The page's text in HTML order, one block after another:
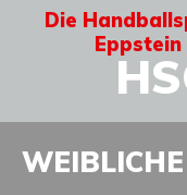
Die
Eppstein